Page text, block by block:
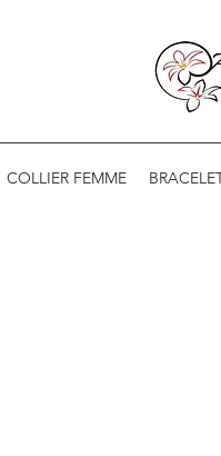
COLLIER FEMME